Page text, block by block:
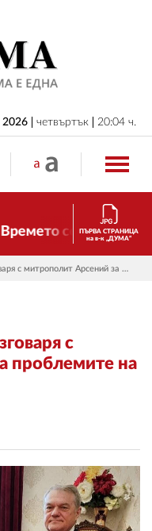
2026 четвъртък 20:04 ч.
се променя и
ПЪРВА СТРАНИЦА
на в-к „ДУМА“
Соня Келеведжиева разговаря с митрополит Арсений за проблемите на БПЦ
с
проблемите на